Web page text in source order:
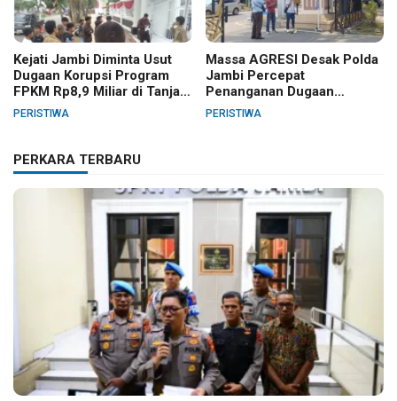
Kejati Jambi Diminta Usut
Dugaan Korupsi Program
FPKM Rp8,9 Miliar di Tanjab
Barat
PERISTIWA
Massa AGRESI Desak Polda
Jambi Percepat
Penanganan Dugaan
Pelanggaran Hak Cipta Buku
PERISTIWA
PERKARA TERBARU